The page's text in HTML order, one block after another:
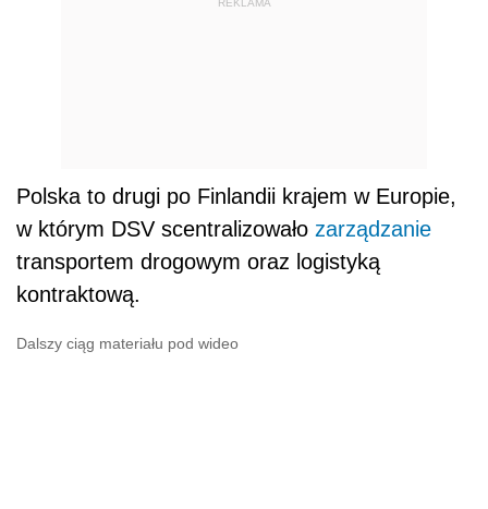
Polska to drugi po Finlandii krajem w Europie,
w którym DSV scentralizowało zarządzanie
transportem drogowym oraz logistyką
kontraktową.
Dalszy ciąg materiału pod wideo